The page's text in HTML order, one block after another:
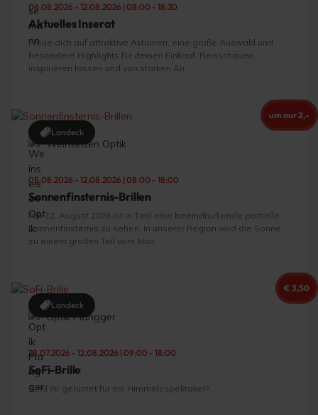
06.08.2026 - 12.08.2026 | 08:00 - 18:30
Aktuelles Inserat
Freue dich auf attraktive Aktionen, eine große Auswahl und
besondere Highlights für deinen Einkauf. Reinschauen,
inspirieren lassen und von starken An ...
Weinseisen Optik
05.08.2026 - 12.08.2026 | 08:00 - 18:00
Sonnenfinsternis-Brillen
Am 12. August 2026 ist in Tirol eine beeindruckende partielle
Sonnenfinsternis zu sehen. In unserer Region wird die Sonne
zu einem großen Teil vom Mon ...
Landeck
um nur 2,-
Optik Plangger
28.07.2026 - 12.08.2026 | 09:00 - 18:00
SoFi-Brille
Seid ihr gerüstet für ein Himmelsspektakel?
Landeck
€ 3,50